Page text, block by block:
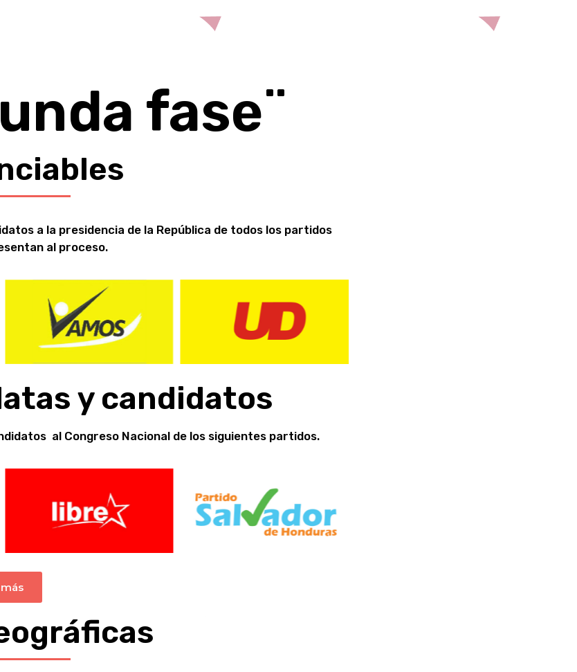
fase¨
a la presidencia de la República de todos los partidos
al proceso.
y candidatos
al Congreso Nacional de los siguientes partidos.